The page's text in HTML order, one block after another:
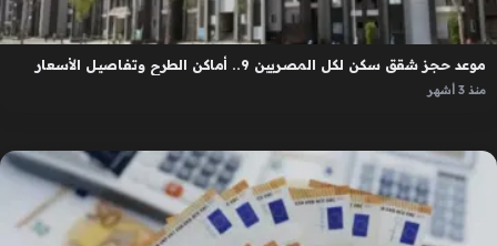
موعد حجز شقق سكن لكل المصريين 9.. أماكن الطرح وتفاصيل الأسعار
منذ 3 أشهر